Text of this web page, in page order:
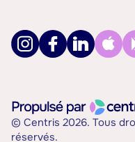
© Centris 2026. Tous
réservés.